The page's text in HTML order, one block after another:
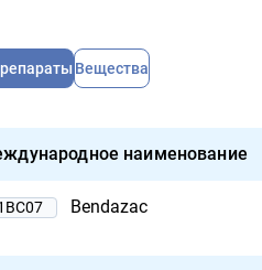
Вещества
наименование
Bendazac